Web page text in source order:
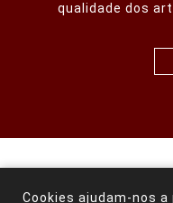
qualidade dos
Cookies ajudam-nos